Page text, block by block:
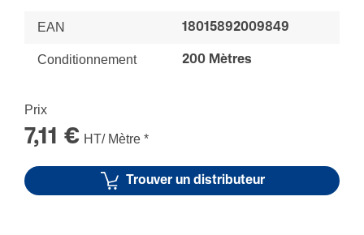
EAN 18015892009849
Conditionnement 200 Mètres
Prix
7,11 € HT/ Mètre *
Trouver un distributeur